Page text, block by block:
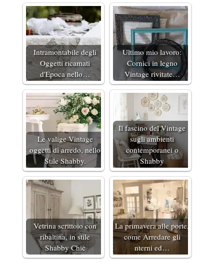
Intramontabile degli
Oggetti ricamati
d'Epoca nello…
Ultimo mio lavoro:
Cornici in legno
Vintage rivitate…
Le valige Vintage
oggetti di arredo, nello
Stile Shabby.
Il fascino del Vintage
sugli ambienti
contemporanei o
Shabby
Vetrina scrittoio con
ribaltina, in stile
Shabby Chic
La primavera alle porte,
come Arredare gli
nterni ed…